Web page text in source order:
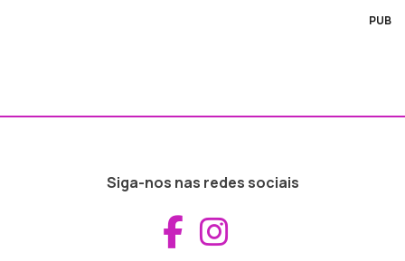
PUB
Siga-nos nas redes sociais
Aceder ao